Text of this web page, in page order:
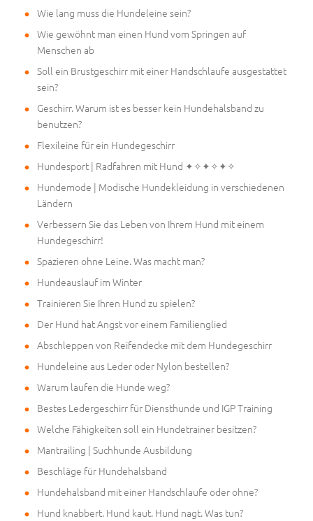
Wie lang muss die Hundeleine sein?
Wie gewöhnt man einen Hund vom Springen auf
Menschen ab
Soll ein Brustgeschirr mit einer Handschlaufe ausgestattet
sein?
Geschirr. Warum ist es besser kein Hundehalsband zu
benutzen?
Flexileine für ein Hundegeschirr
Hundesport | Radfahren mit Hund ✦✧✦✧✦✧
Hundemode | Modische Hundekleidung in verschiedenen
Ländern
Verbessern Sie das Leben von Ihrem Hund mit einem
Hundegeschirr!
Spazieren ohne Leine. Was macht man?
Hundeauslauf im Winter
Trainieren Sie Ihren Hund zu spielen?
Der Hund hat Angst vor einem Familienglied
Abschleppen von Reifendecke mit dem Hundegeschirr
Hundeleine aus Leder oder Nylon bestellen?
Warum laufen die Hunde weg?
Bestes Ledergeschirr für Diensthunde und IGP Training
Welche Fähigkeiten soll ein Hundetrainer besitzen?
Mantrailing | Suchhunde Ausbildung
Beschläge für Hundehalsband
Hundehalsband mit einer Handschlaufe oder ohne?
Hund knabbert. Hund kaut. Hund nagt. Was tun?